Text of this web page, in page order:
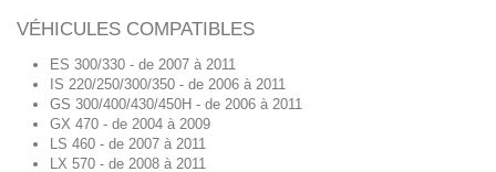
VÉHICULES COMPATIBLES
ES 300/330 - de 2007 à 2011
IS 220/250/300/350 - de 2006 à 2011
GS 300/400/430/450H - de 2006 à 2011
GX 470 - de 2004 à 2009
LS 460 - de 2007 à 2011
LX 570 - de 2008 à 2011